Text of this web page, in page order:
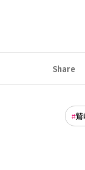
Share
鷲